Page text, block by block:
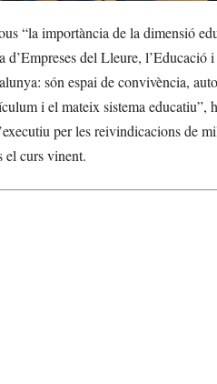
“la importància de la dimensió
d’Empreses del Lleure, l’Educació
són espai de convivència,
i el mateix sistema educatiu”,
per les reivindicacions de
el curs vinent.